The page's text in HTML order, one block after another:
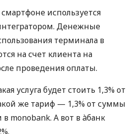
используется
Денежные
терминала в
на счет клиента на
проведения оплаты.
услуга будет стоить 1,3% от
же тариф — 1,3% от суммы
monobank. А вот в àбанк